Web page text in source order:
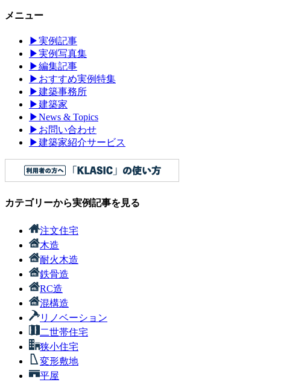
メニュー
▶実例記事
▶実例写真集
▶編集記事
▶ おすすめ実例特集
▶建築事務所
▶建築家
▶News & Topics
▶ お問い合わせ
▶建築家紹介サービス
カテゴリーから実例記事を見る
注文住宅
木造
耐火木造
鉄骨造
RC造
混構造
リノベーション
二世帯住宅
狭小住宅
変形敷地
平屋